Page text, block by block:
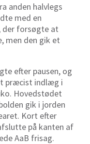
anden halvlegs
med en
der forsøgte at
men den gik et
efter pausen, og
præcist indlæg i
Hovedstødet
gik i jorden
Kort efter
på kanten af
AaB frisag.